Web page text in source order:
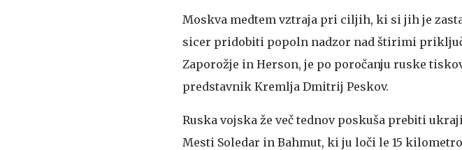
Moskva medtem vztraja pri ciljih, ki si jih je
sicer pridobiti popoln nadzor nad štirimi
Zaporožje in Herson, je po poročanju ruske
predstavnik Kremlja Dmitrij Peskov.
Ruska vojska že več tednov poskuša prebiti
Mesti Soledar in Bahmut, ki ju loči le 15